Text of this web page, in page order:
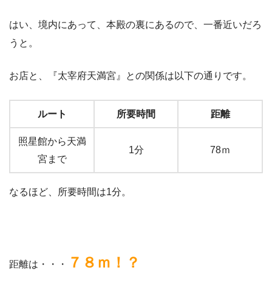
はい、境内にあって、本殿の裏にあるので、一番近いだろ
うと。
お店と、『太宰府天満宮』との関係は以下の通りです。
ルート 所要時間 距離
照星館から天満
宮まで
1分 78ｍ
なるほど、所要時間は1分。
距離は・・・ ７８ｍ！？